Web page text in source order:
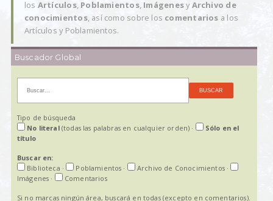
los Artículos, Poblamientos, ImágenesyArchivo de
conocimientos, así como sobre los comentarios a los
Artículos y Poblamientos.
Buscador Global
Tipo de búsqueda
No literal(todas las palabras en cualquier orden) ·
Sólo en el
título
Buscar en:
Biblioteca · Poblamientos · Archivo de Conocimientos·
Imágenes · Comentarios
Si no marcas ningún área, buscará en todas (excepto en comentarios).